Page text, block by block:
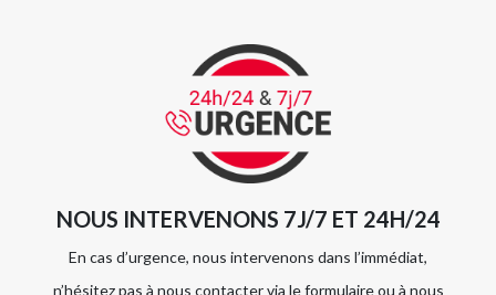
NOUS INTERVENONS 7J/7 ET 24H/24
En cas d’urgence, nous intervenons dans l’immédiat,
n’hésitez pas à nous contacter via le formulaire ou à nous